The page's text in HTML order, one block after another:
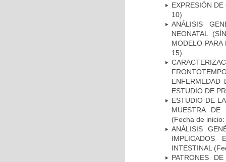
EXPRESIÓN
10)
ANÁLISIS
NEONATAL
MODELO
15)
ENFERMEDAD
ESTUDIO DE
ESTUDIO DE
MUESTRA DE
(Fecha de
ANÁLISIS
IMPLICADOS
INTESTINAL
PATRONES